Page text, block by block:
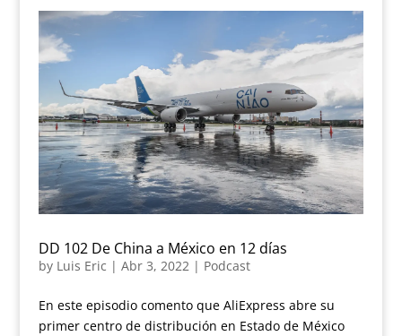
DD 102 De China a México en 12 días
by Luis Eric | Abr 3, 2022| Podcast
En este episodio comento que AliExpress abre su
primer centro de distribución en Estado de México